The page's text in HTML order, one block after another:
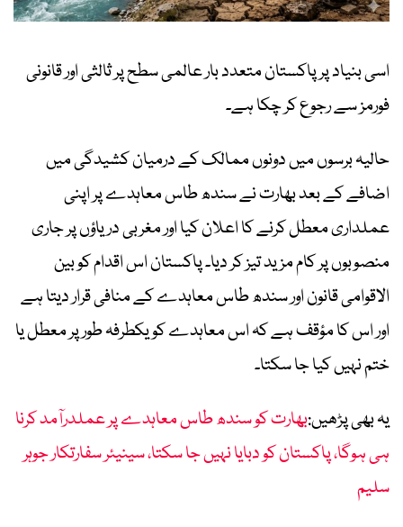
اسی بنیاد پر پاکستان متعدد بار عالمی سطح پر ثالثی اور قانونی
فورمز سے رجوع کر چکا ہے۔
حالیہ برسوں میں دونوں ممالک کے درمیان کشیدگی میں
اضافے کے بعد بھارت نے سندھ طاس معاہدے پر اپنی
عملداری معطل کرنے کا اعلان کیا اور مغربی دریاؤں پر جاری
منصوبوں پر کام مزید تیز کر دیا۔ پاکستان اس اقدام کو بین
الاقوامی قانون اور سندھ طاس معاہدے کے منافی قرار دیتا ہے
اور اس کا مؤقف ہے کہ اس معاہدے کو یکطرفہ طور پر معطل یا
ختم نہیں کیا جا سکتا۔
یہ بھی پڑھیں:بھارت کو سندھ طاس معاہدے پر عملدرآمد کرنا
ہی ہوگا، پاکستان کو دبایا نہیں جا سکتا، سینیئر سفارتکار جوہر
سلیم